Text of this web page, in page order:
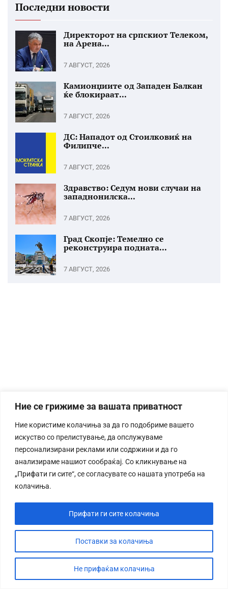
Ние се грижиме за вашата приватност
Ние користиме колачиња за да го подобриме вашето
искуство со прелистување, да опслужуваме
персонализирани реклами или содржини и да го
анализираме нашиот сообраќај. Со кликнување на
„Прифати ги сите“, се согласувате со нашата употреба на
колачиња.
Поставки за колачиња
Не прифаќам колачиња
Прифати ги сите колачиња
Последни новости
Директорот на српскиот Телеком,
на Арена...
7 АВГУСТ, 2026
Камионџиите од Западен Балкан
ќе блокираат...
7 АВГУСТ, 2026
ДС: Нападот од Стоилковиќ на
Филипче...
7 АВГУСТ, 2026
Здравство: Седум нови случаи на
западнонилска...
7 АВГУСТ, 2026
Град Скопје: Темелно се
реконструира подната...
7 АВГУСТ, 2026